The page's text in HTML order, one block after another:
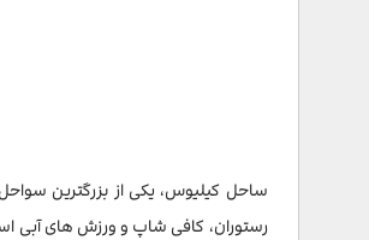
رستوران، کافی شاپ و ورزش های آبی